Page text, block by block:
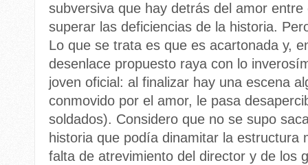
subversiva que hay detrás del amor
superar las deficiencias de la historia.
Lo que se trata es que es acartonada y,
desenlace propuesto raya con lo
joven oficial: al finalizar hay una escena
conmovido por el amor, le pasa
soldados). Considero que no se supo
historia que podía dinamitar la estructura
falta de atrevimiento del director y de los